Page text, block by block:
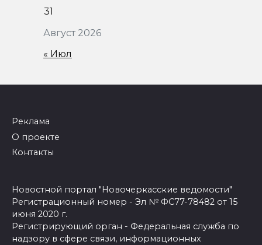
Август 2026
31
« Июл
Реклама
О проекте
Контакты
Новостной портал "Новочеркасские ведомости"
Регистрационный номер - Эл № ФС77-78482 от 15
июня 2020 г.
Регистрирующий орган - Федеральная служба по
надзору в сфере связи, информационных